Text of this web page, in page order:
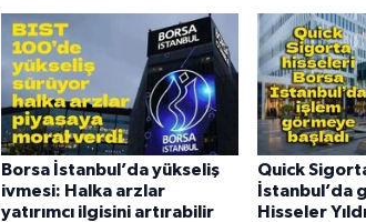
Borsa İstanbul’da yükseliş
ivmesi: Halka arzlar
yatırımcı ilgisini artırabilir
Quick
İstanbul’da
Hisseler